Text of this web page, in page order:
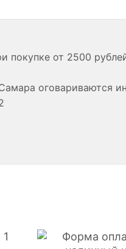
покупке от 2500
оговариваются